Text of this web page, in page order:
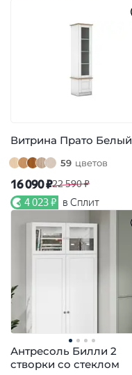
Витрина Прато Белый
59 цветов
16 090 ₽22 590 ₽
4 023 ₽ в Сплит
Антресоль Билли 2
створки со стеклом